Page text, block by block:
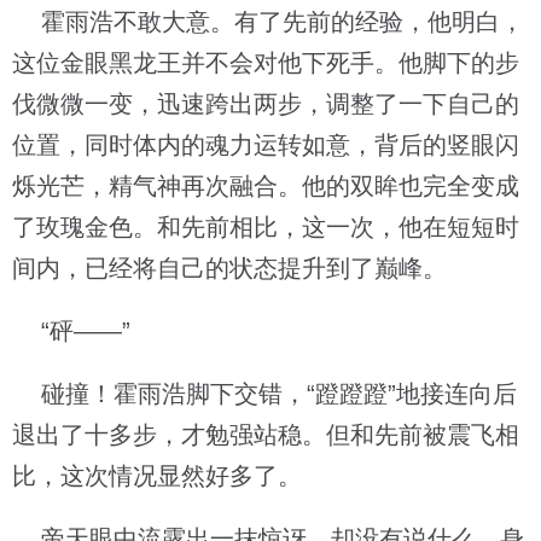
霍雨浩不敢大意。有了先前的经验，他明白，
这位金眼黑龙王并不会对他下死手。他脚下的步
伐微微一变，迅速跨出两步，调整了一下自己的
位置，同时体内的魂力运转如意，背后的竖眼闪
烁光芒，精气神再次融合。他的双眸也完全变成
了玫瑰金色。和先前相比，这一次，他在短短时
间内，已经将自己的状态提升到了巅峰。
“砰——”
碰撞！霍雨浩脚下交错，“蹬蹬蹬”地接连向后
退出了十多步，才勉强站稳。但和先前被震飞相
比，这次情况显然好多了。